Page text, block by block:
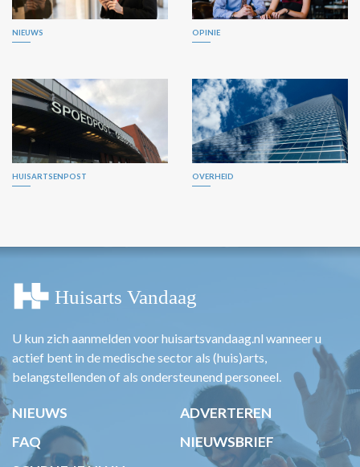
NIEUWS OPINIE
HUISARTSENPOST OVERHEID
U kun zich aanmelden voor huisartsvandaag.nl wanneer u
actief bent in de medische sector als (huis)arts,
belangstellenden of als ondersteunend personeel.
NIEUWS
ADVERTEREN
FAQ
NIEUWSBRIEF